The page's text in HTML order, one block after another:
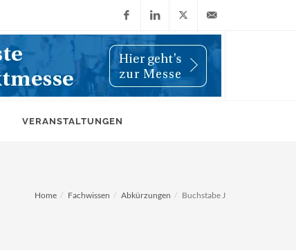
FacebookLinkedIn
X
(Twitter)
info@wiwi-
VERANSTALTUNGEN
Home Fachwissen Abkürzungen Buchstabe J